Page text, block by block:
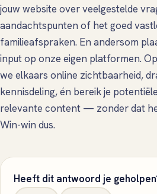
jouw website over veelgestelde
aandachtspunten of het goed
familieafspraken. En andersom
input op onze eigen platformen.
we elkaars online zichtbaarheid,
kennisdeling, én bereik je
relevante content — zonder dat
Win-win dus.
Heeft dit antwoord je